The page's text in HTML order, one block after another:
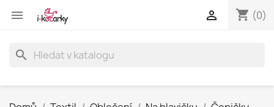
 shopping_cart (0)

search